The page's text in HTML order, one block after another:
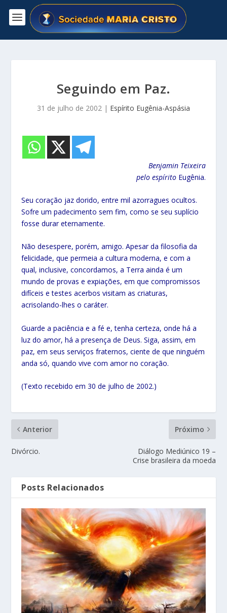
Seguindo em Paz.
31 de julho de 2002 | Espírito Eugênia-Aspásia
Benjamin Teixeira
pelo espíritoEugênia.
Seu coração jaz dorido, entre mil azorragues ocultos.
Sofre um padecimento sem fim, como se seu suplício
fosse durar eternamente.
Não desespere, porém, amigo. Apesar da filosofia da
felicidade, que permeia a cultura moderna, e com a
qual, inclusive, concordamos, a Terra ainda é um
mundo de provas e expiações, em que compromissos
difíceis e testes acerbos visitam as criaturas,
acrisolando-lhes o caráter.
Guarde a paciência e a fé e, tenha certeza, onde há a
luz do amor, há a presença de Deus. Siga, assim, em
paz, em seus serviços fraternos, ciente de que ninguém
anda só, quando vive com amor no coração.
(Texto recebido em 30 de julho de 2002.)
Anterior
Divórcio.
Próximo
Diálogo Mediúnico 19 –
Crise brasileira da moeda
Posts Relacionados